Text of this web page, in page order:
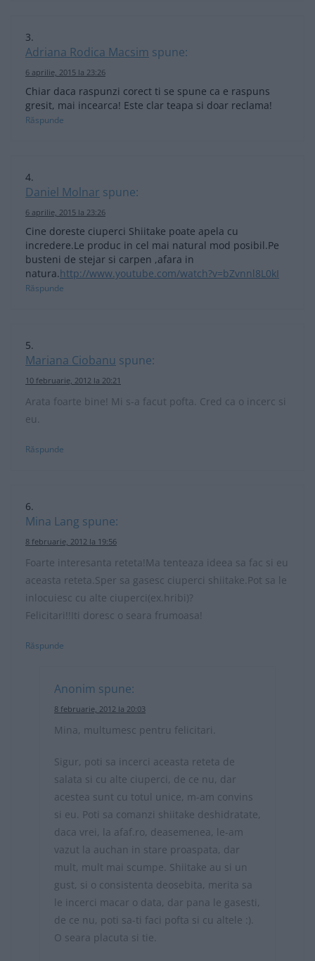
Adriana Rodica Macsim spune:
6 aprilie, 2015 la 23:26
Chiar daca raspunzi corect ti se spune ca e raspuns
gresit, mai incearca! Este clar teapa si doar reclama!
Răspunde
Daniel Molnar spune:
6 aprilie, 2015 la 23:26
Cine doreste ciuperci Shiitake poate apela cu
incredere.Le produc in cel mai natural mod posibil.Pe
busteni de stejar si carpen ,afara in
natura.http://www.youtube.com/watch?v=bZvnnl8L0kI
Răspunde
Mariana Ciobanu spune:
10 februarie, 2012 la 20:21
Arata foarte bine! Mi s-a facut pofta. Cred ca o incerc si
eu.
Răspunde
Mina Lang spune:
8 februarie, 2012 la 19:56
Foarte interesanta reteta!Ma tenteaza ideea sa fac si eu
aceasta reteta.Sper sa gasesc ciuperci shiitake.Pot sa le
inlocuiesc cu alte ciuperci(ex.hribi)?
Felicitari!!Iti doresc o seara frumoasa!
Răspunde
Anonim spune:
8 februarie, 2012 la 20:03
Mina, multumesc pentru felicitari.
Sigur, poti sa incerci aceasta reteta de
salata si cu alte ciuperci, de ce nu, dar
acestea sunt cu totul unice, m-am convins
si eu. Poti sa comanzi shiitake deshidratate,
daca vrei, la afaf.ro, deasemenea, le-am
vazut la auchan in stare proaspata, dar
mult, mult mai scumpe. Shiitake au si un
gust, si o consistenta deosebita, merita sa
le incerci macar o data, dar pana le gasesti,
de ce nu, poti sa-ti faci pofta si cu altele :).
O seara placuta si tie.